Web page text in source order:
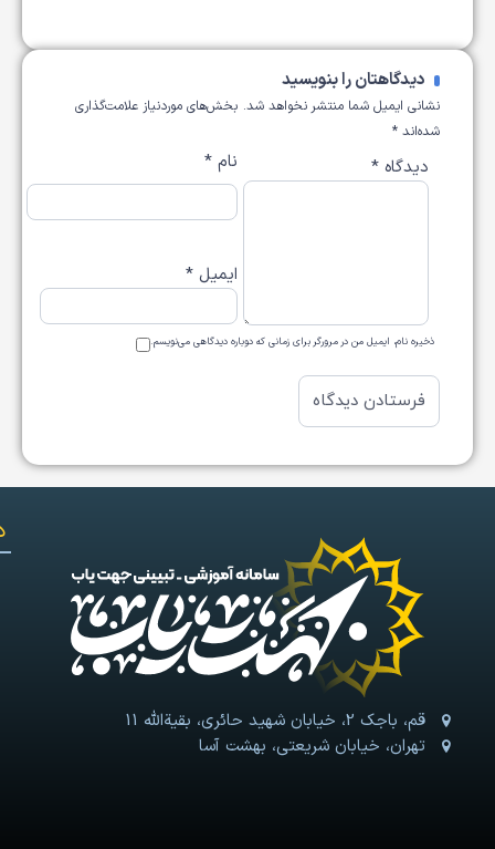
دیدگاهتان را بنویسید
نشانی ایمیل شما منتشر نخواهد شد. بخش‌های موردنیاز علامت‌گذاری
شده‌اند *
دیدگاه * نام*
ایمیل*
ذخیره نام، ایمیل من در مرورگر برای زمانی که دوباره دیدگاهی می‌نویسم.
قم، باجک 2، خیابان شهید حائری، بقیةالله 11
تهران، خیابان شریعتی، بهشت آسا